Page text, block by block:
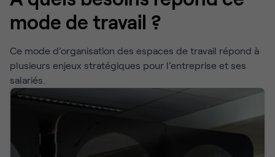
mode de travail ?
Ce mode d’organisation des espaces de travail répond à
plusieurs enjeux stratégiques pour l’entreprise et ses
salariés.